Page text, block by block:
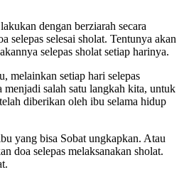
dengan berziarah secara
selepas selesai sholat. Tentunya akan
selepas sholat setiap harinya.
melainkan setiap hari selepas
menjadi salah satu langkah kita, untuk
diberikan oleh ibu selama hidup
yang bisa Sobat ungkapkan. Atau
doa selepas melaksanakan sholat.